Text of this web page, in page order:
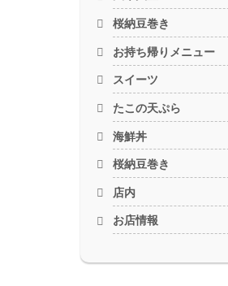
桜納豆巻き
お持ち帰りメニュー
スイーツ
たこの天ぷら
海鮮丼
桜納豆巻き
店内
お店情報